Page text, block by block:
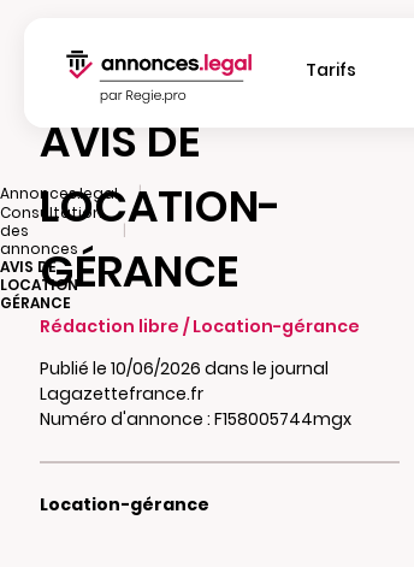
Tarifs
Annonces.legal
|
Consultation
des
annonces
|
AVIS DE
LOCATION-
GÉRANCE
AVIS DE
LOCATION-
GÉRANCE
Rédaction libre / Location-gérance
Publié le 10/06/2026 dans le journal
Lagazettefrance.fr
Numéro d'annonce : F158005744mgx
Location-gérance